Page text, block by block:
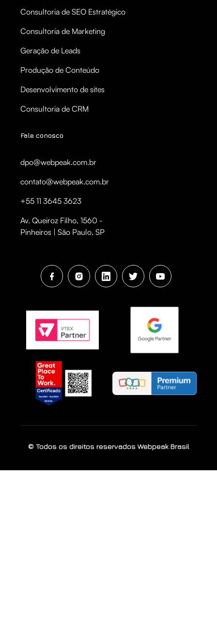
Consultoria de SEO Estratégico
Consultoria de Marketing
Geração de Leads
Produção de Conteúdo
Desenvolvimento de sites
Consultoria de CRM
Fale conosco
dpo@webpeak.com.br
contato@webpeak.com.br
+55 11 3645 3623
Av. Queiroz Filho, 1560 -
Pinheiros | São Paulo, SP
© Todos os direitos reservados Webpeak Brasil